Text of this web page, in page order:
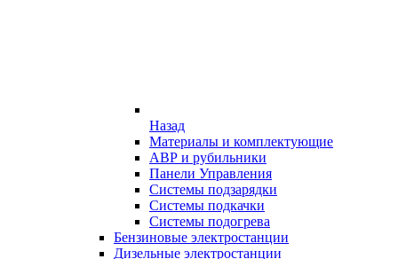
Назад
Материалы и комплектующие
АВР и рубильники
Панели Управления
Системы подзарядки
Системы подкачки
Системы подогрева
Бензиновые электростанции
Дизельные электростанции